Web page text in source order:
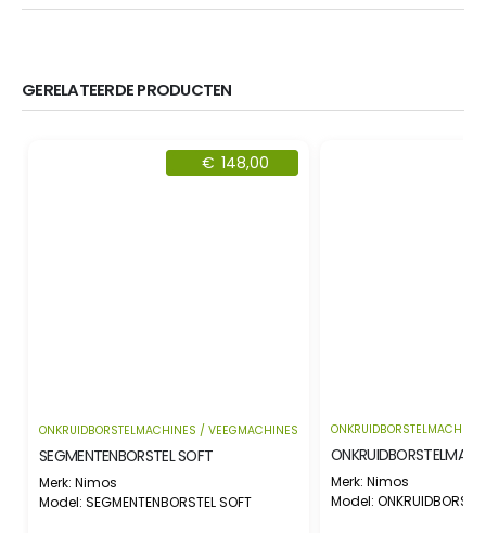
GERELATEERDE PRODUCTEN
€ 148,00
ONKRUIDBORSTELMACHINES / VEEGMACHINES
SEGMENTENBORSTEL SOFT
Merk: Nimos
Model: SEGMENTENBORSTEL SOFT
Merk: Nimos
Model: